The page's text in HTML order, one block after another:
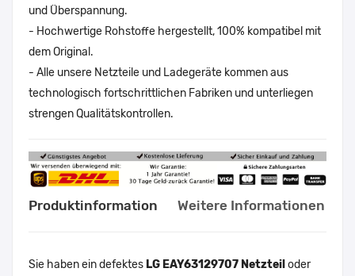
und Überspannung.
- Hochwertige Rohstoffe hergestellt, 100% kompatibel mit
dem Original.
- Alle unsere Netzteile und Ladegeräte kommen aus
technologisch fortschrittlichen Fabriken und unterliegen
strengen Qualitätskontrollen.
Produktinformation Weitere Informationen
Sie haben ein defektes LG EAY63129707 Netzteil oder